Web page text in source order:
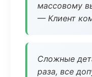
массовому
— Клиент
Сложные
раза, все